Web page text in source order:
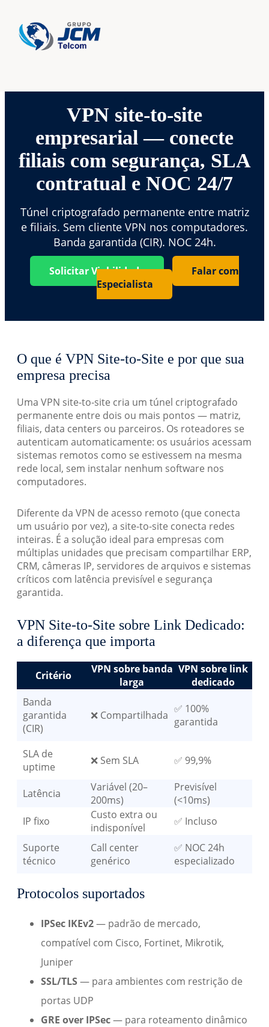
VPN site-to-site
empresarial — conecte
filiais com segurança, SLA
contratual e NOC 24/7
Túnel criptografado permanente entre matriz
e filiais. Sem cliente VPN nos computadores.
Banda garantida (CIR). NOC 24h.
Solicitar Viabilidade
Falar com
Especialista
O que é VPN Site-to-Site e por que sua
empresa precisa
Uma VPN site-to-site cria um túnel criptografado
permanente entre dois ou mais pontos — matriz,
filiais, data centers ou parceiros. Os roteadores se
autenticam automaticamente: os usuários acessam
sistemas remotos como se estivessem na mesma
rede local, sem instalar nenhum software nos
computadores.
Diferente da VPN de acesso remoto (que conecta
um usuário por vez), a site-to-site conecta redes
inteiras. É a solução ideal para empresas com
múltiplas unidades que precisam compartilhar ERP,
CRM, câmeras IP, servidores de arquivos e sistemas
críticos com latência previsível e segurança
garantida.
VPN Site-to-Site sobre Link Dedicado:
a diferença que importa
Critério
VPN sobre banda
larga
VPN sobre link
dedicado
Banda
garantida
(CIR)
❌ Compartilhada ✅ 100%
garantida
SLA de
uptime
❌ Sem SLA ✅ 99,9%
Latência
Variável (20–
200ms)
Previsível
(<10ms)
IP fixo
Custo extra ou
indisponível
✅ Incluso
Suporte
técnico
Call center
genérico
✅ NOC 24h
especializado
Protocolos suportados
IPSec IKEv2— padrão de mercado,
compatível com Cisco, Fortinet, Mikrotik,
Juniper
SSL/TLS— para ambientes com restrição de
portas UDP
GRE over IPSec— para roteamento dinâmico